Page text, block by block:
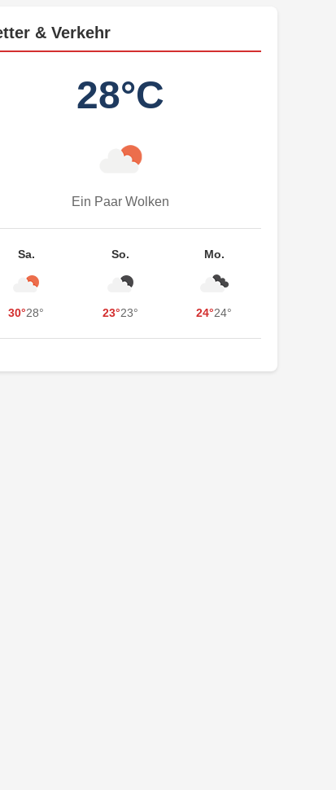
& Verkehr
28°C
Ein Paar Wolken
Sa.
30°28°
So.
23°23°
Mo.
24°24°